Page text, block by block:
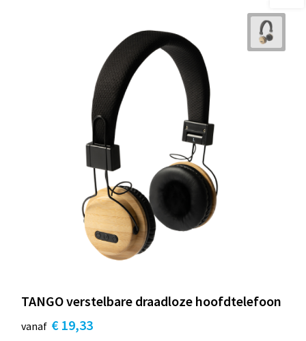
TANGO verstelbare draadloze hoofdtelefoon
vanaf € 19,33